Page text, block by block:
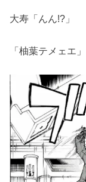
大寿「んん!?」
「柚葉テメェエ」